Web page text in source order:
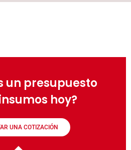
un presupuesto
hoy?
UNA COTIZACIÓN